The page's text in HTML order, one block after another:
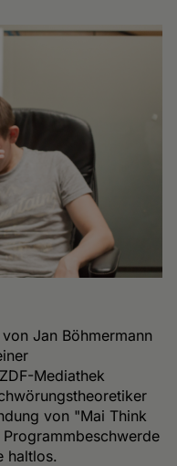
Jan Böhmermann
Mediathek
von "Mai Think
haltlos.